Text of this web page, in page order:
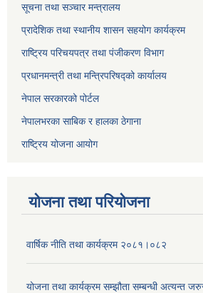
सूचना तथा सञ्चार मन्त्रालय
प्रादेशिक तथा स्थानीय शासन सहयोग कार्यक्रम
राष्ट्रिय परिचयपत्र तथा पंजीकरण विभाग
प्रधानमन्त्री तथा मन्त्रिपरिषद्को कार्यालय
नेपाल सरकारको पोर्टल
नेपालभरका साबिक र हालका ठेगाना
राष्ट्रिय योजना आयोग
योजना तथा परियोजना
वार्षिक नीति तथा कार्यक्रम २०८१।०८२
योजना तथा कार्यक्रम सम्झौता सम्बन्धी अत्यन्त